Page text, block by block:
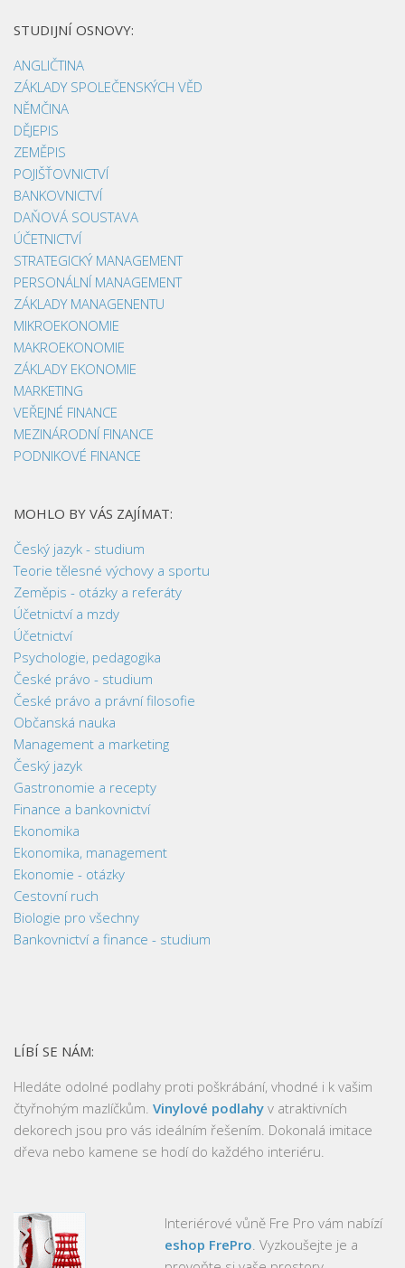
STUDIJNÍ OSNOVY:
ANGLIČTINA
ZÁKLADY SPOLEČENSKÝCH VĚD
NĚMČINA
DĚJEPIS
ZEMĚPIS
POJIŠŤOVNICTVÍ
BANKOVNICTVÍ
DAŇOVÁ SOUSTAVA
ÚČETNICTVÍ
STRATEGICKÝ MANAGEMENT
PERSONÁLNÍ MANAGEMENT
ZÁKLADY MANAGENENTU
MIKROEKONOMIE
MAKROEKONOMIE
ZÁKLADY EKONOMIE
MARKETING
VEŘEJNÉ FINANCE
MEZINÁRODNÍ FINANCE
PODNIKOVÉ FINANCE
MOHLO BY VÁS ZAJÍMAT:
Český jazyk - studium
Teorie tělesné výchovy a sportu
Zeměpis - otázky a referáty
Účetnictví a mzdy
Účetnictví
Psychologie, pedagogika
České právo - studium
České právo a právní filosofie
Občanská nauka
Management a marketing
Český jazyk
Gastronomie a recepty
Finance a bankovnictví
Ekonomika
Ekonomika, management
Ekonomie - otázky
Cestovní ruch
Biologie pro všechny
Bankovnictví a finance - studium
LÍBÍ SE NÁM:
Hledáte odolné podlahy proti poškrábání, vhodné i k vašim
čtyřnohým mazlíčkům. Vinylové podlahy v atraktivních
dekorech jsou pro vás ideálním řešením. Dokonalá imitace
dřeva nebo kamene se hodí do každého interiéru.
Interiérové vůně Fre Pro vám nabízí
eshop FrePro . Vyzkoušejte je a